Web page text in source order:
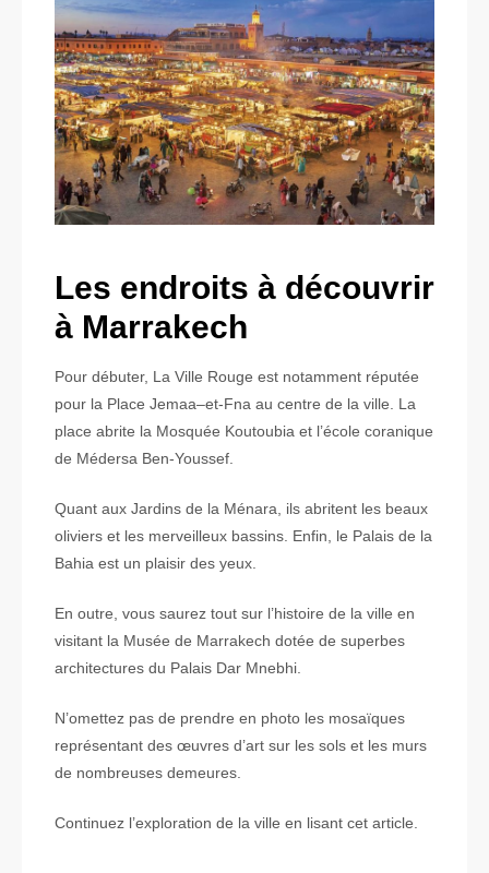
Les endroits à découvrir
à Marrakech
Pour débuter, La Ville Rouge est notamment réputée
pour la Place Jemaa–et-Fna au centre de la ville. La
place abrite la Mosquée Koutoubia et l’école coranique
de Médersa Ben-Youssef.
Quant aux Jardins de la Ménara, ils abritent les beaux
oliviers et les merveilleux bassins. Enfin, le Palais de la
Bahia est un plaisir des yeux.
En outre, vous saurez tout sur l’histoire de la ville en
visitant la Musée de Marrakech dotée de superbes
architectures du Palais Dar Mnebhi.
N’omettez pas de prendre en photo les mosaïques
représentant des œuvres d’art sur les sols et les murs
de nombreuses demeures.
Continuez l’exploration de la ville en lisant cet article.